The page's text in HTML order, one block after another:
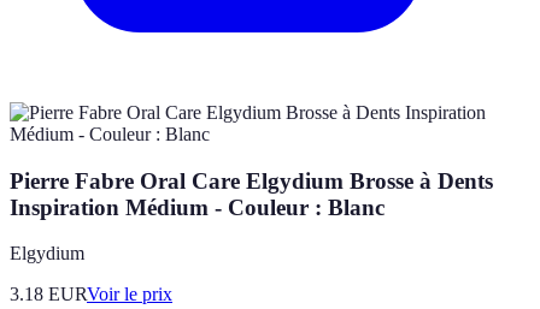
Pierre Fabre Oral Care Elgydium Brosse à Dents
Inspiration Médium - Couleur : Blanc
Elgydium
3.18 EURVoir le prix